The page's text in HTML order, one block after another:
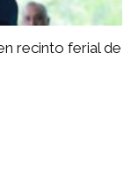
recinto ferial de